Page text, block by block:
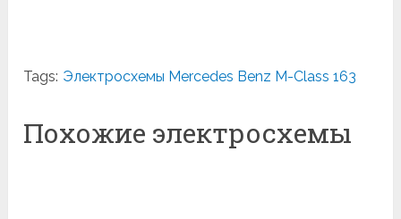
Tags: Электросхемы Mercedes Benz M-Class 163
Похожие электросхемы